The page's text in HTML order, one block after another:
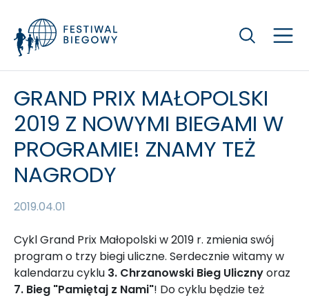
Szukaj
GRAND PRIX MAŁOPOLSKI
2019 Z NOWYMI BIEGAMI W
PROGRAMIE! ZNAMY TEŻ
NAGRODY
2019.04.01
Cykl Grand Prix Małopolski w 2019 r. zmienia swój
program o trzy biegi uliczne. Serdecznie witamy w
kalendarzu cyklu 3. Chrzanowski Bieg Ulicznyoraz
7. Bieg "Pamiętaj z Nami"! Do cyklu będzie też